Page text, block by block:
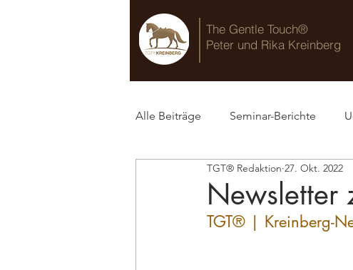
The Gentle Touch®
Peter und Rika Kreinberg
Alle Beiträge Seminar-Berichte
TGT® Blog
Newsletter
TGT® Redaktion 27. Okt. 2022
TGT® | Kreinberg-